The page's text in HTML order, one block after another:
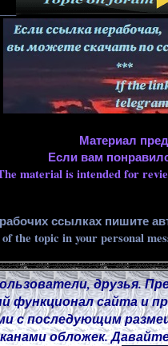
Материал
Если вам
material is intended for
ссылках пишите
the topic in your personal
друзья.
функционал сайта и
с последующим
обложек.